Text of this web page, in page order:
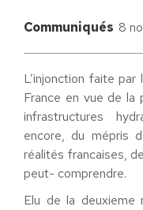
Communiqués 8
L’injonction faite
France en vue de la
infrastructures
encore, du mépris
réalités francaises,
peut- comprendre.
Elu de la deuxieme